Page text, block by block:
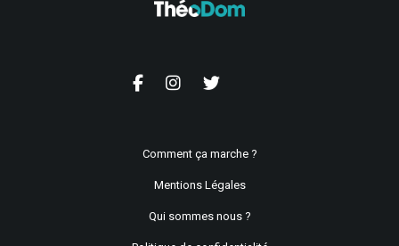
Comment ça marche ?
Mentions Légales
Qui sommes nous ?